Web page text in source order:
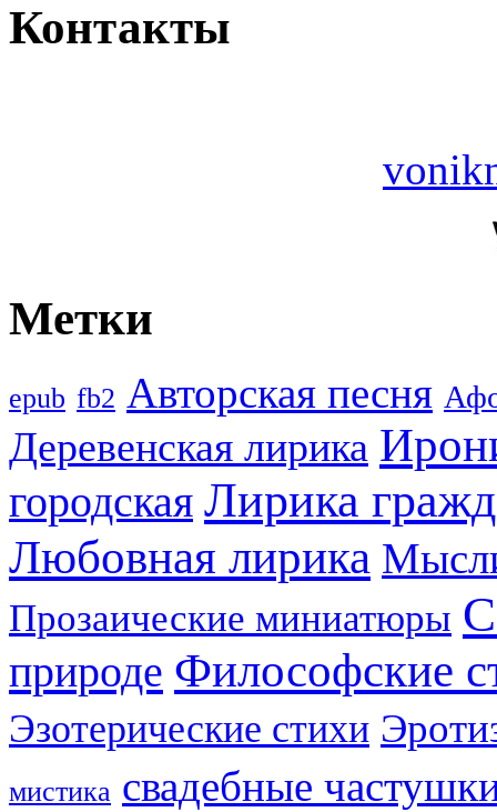
Контакты
Метки
epub fb2 Авторская песня
Деревенская лирика
городская Лирика
Любовная лирика
Прозаические миниатюры
природе Философские
Эзотерические стихи
мистика свадебные